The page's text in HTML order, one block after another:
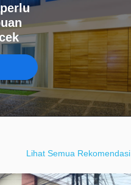
Lihat Semua Rekomendasi